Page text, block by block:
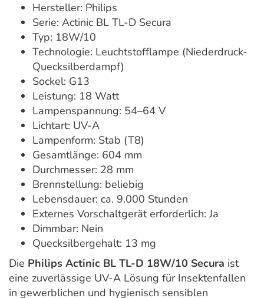
Hersteller: Philips
Serie: Actinic BL TL-D Secura
Typ: 18W/10
Technologie: Leuchtstofflampe (Niederdruck-
Quecksilberdampf)
Sockel: G13
Leistung: 18 Watt
Lampenspannung: 54–64 V
Lichtart: UV-A
Lampenform: Stab (T8)
Gesamtlänge: 604 mm
Durchmesser: 28 mm
Brennstellung: beliebig
Lebensdauer: ca. 9.000 Stunden
Externes Vorschaltgerät erforderlich: Ja
Dimmbar: Nein
Quecksilbergehalt: 13 mg
Die Philips Actinic BL TL-D 18W/10 Secura ist
eine zuverlässige UV-A Lösung für Insektenfallen
in gewerblichen und hygienisch sensiblen